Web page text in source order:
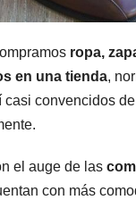
ropa,
en una tienda,
casi convencidos
el auge de las
con más